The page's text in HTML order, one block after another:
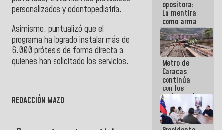
personalizados y odontopediatría.
Asimismo, puntualizó que el
programa ha logrado instalar más de
6.000 prótesis de forma directa a
quienes han solicitado los servicios.
REDACCIÓN MAZO
opositora:
La mentira
como arma
contra el
Pueblo
Metro de
Caracas
continúa
con los
trabajos de
mantenimiento
e inspección
en la Línea 2